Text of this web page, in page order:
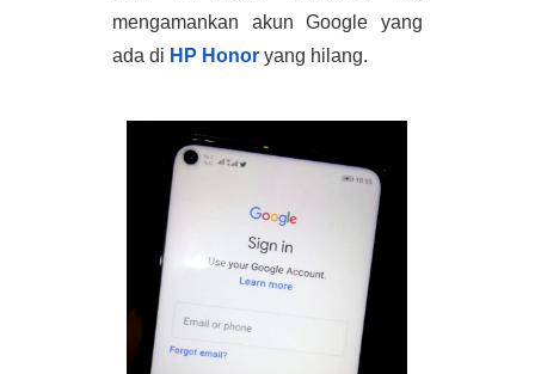
mengamankan akun Google yang
ada di HP Honor yang hilang.